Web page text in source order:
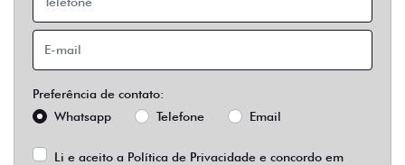
Preferência de contato:
Whatsapp
Telefone Email
Li e aceito a Política de Privacidade e concordo em